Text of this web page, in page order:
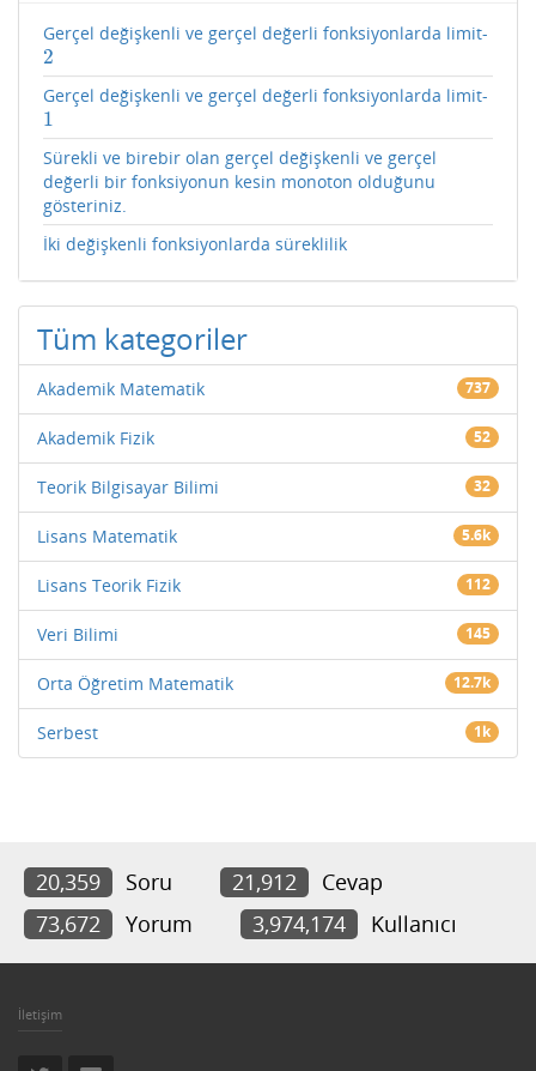
Gerçel değişkenli ve gerçel değerli fonksiyonlarda limit-
2
2
Gerçel değişkenli ve gerçel değerli fonksiyonlarda limit-
1
1
Sürekli ve birebir olan gerçel değişkenli ve gerçel
değerli bir fonksiyonun kesin monoton olduğunu
gösteriniz.
İki değişkenli fonksiyonlarda süreklilik
Tüm kategoriler
Akademik Matematik 737
Akademik Fizik 52
Teorik Bilgisayar Bilimi 32
Lisans Matematik 5.6k
Lisans Teorik Fizik 112
Veri Bilimi 145
Orta Öğretim Matematik 12.7k
Serbest 1k
20,359 Soru 21,912
Cevap
73,672
Yorum 3,974,174 Kullanıcı
İletişim